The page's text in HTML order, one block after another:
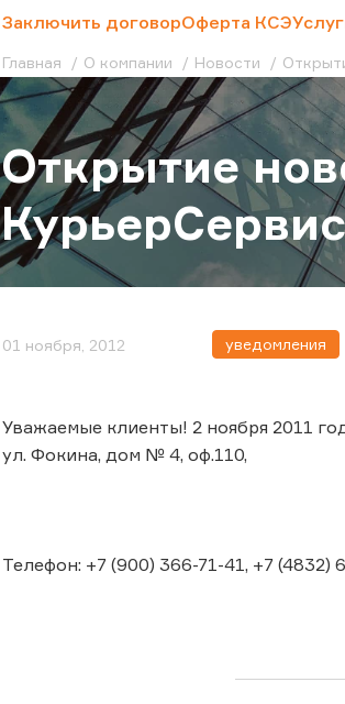
Заключить договорОферта КСЭ
Главная О компании Новости
Открытие
01 ноября, 2012 уведомления
Уважаемые клиенты! 2 ноября 2011
ул. Фокина, дом № 4, оф.110,
Телефон: +7 (900) 366-71-41, +7 (4832)